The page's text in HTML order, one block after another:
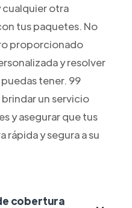
cualquier otra
tus paquetes. No
proporcionado
y resolver
tener. 99
un servicio
y asegurar que tus
rápida y segura a su
cobertura